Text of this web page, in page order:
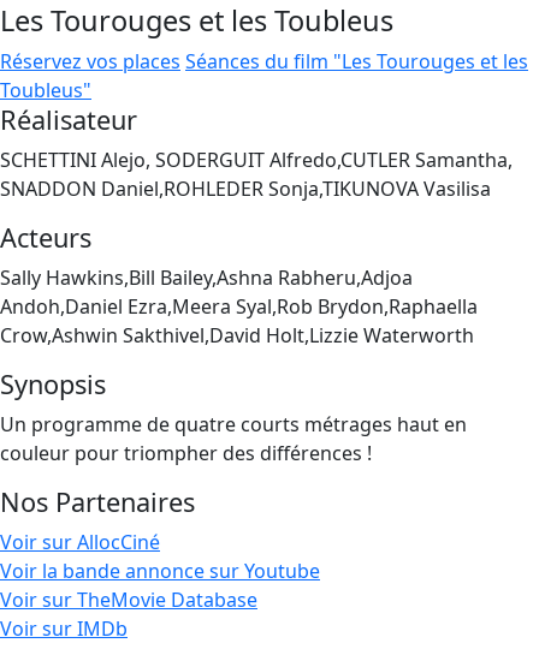
Les Tourouges et les Toubleus
Réservez vos places Séances du film "Les Tourouges et les
Toubleus"
Réalisateur
SCHETTINI Alejo, SODERGUIT Alfredo,CUTLER Samantha,
SNADDON Daniel,ROHLEDER Sonja,TIKUNOVA Vasilisa
Acteurs
Sally Hawkins,Bill Bailey,Ashna Rabheru,Adjoa
Andoh,Daniel Ezra,Meera Syal,Rob Brydon,Raphaella
Crow,Ashwin Sakthivel,David Holt,Lizzie Waterworth
Synopsis
Un programme de quatre courts métrages haut en
couleur pour triompher des différences !
Nos Partenaires
Voir sur AllocCiné
Voir la bande annonce sur Youtube
Voir sur TheMovie Database
Voir sur IMDb